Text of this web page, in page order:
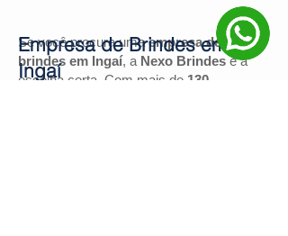
Se você procura umaempresa de
brindes em Ingaí, a Nexo Brindesé a
escolha certa. Com mais de 130
Empresa de Brindes em
Ingaí